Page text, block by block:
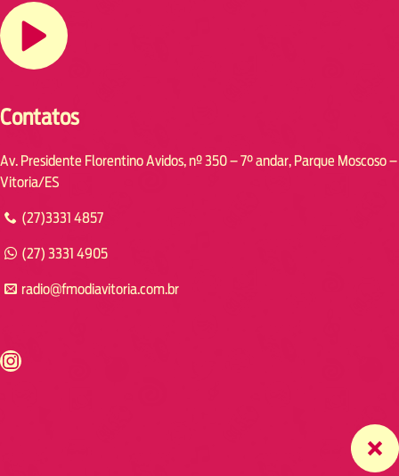
Contatos
Av. Presidente Florentino Avidos, nº 350 – 7° andar, Parque Moscoso –
Vitoria/ES
(27)3331 4857
(27) 3331 4905
radio@fmodiavitoria.com.br
https://www.instagram.com/fmodia.cabofrio/